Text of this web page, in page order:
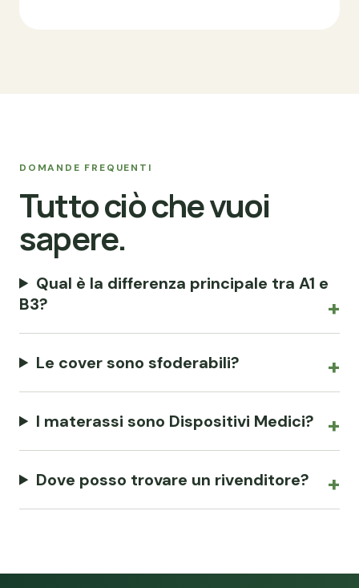
DOMANDE FREQUENTI
Tutto ciò che vuoi
sapere.
Qual è la differenza principale tra A1 e
B3?
Le cover sono sfoderabili?
I materassi sono Dispositivi Medici?
Dove posso trovare un rivenditore?